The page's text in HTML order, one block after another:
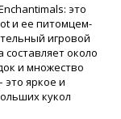
это
и ее питомцем-
игровой
составляет около
и множество
яркое и
кукол